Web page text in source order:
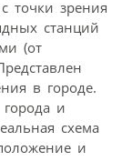
точки зрения
станций
(от
в городе.
и
схема
и